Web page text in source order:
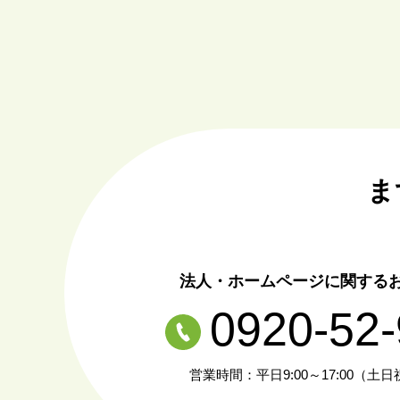
法人・ホームページに関する
0920-
営業時間：平日9:00～17:00（土日